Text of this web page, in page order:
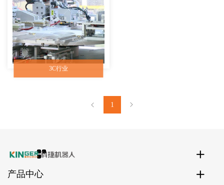
3C行业
1
产品中心